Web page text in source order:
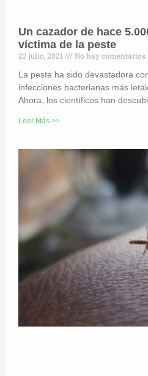
Un cazador de hace
víctima de la peste
22 julio, 2021
No hay comentarios
La peste ha sido devastadora
infecciones bacterianas más
Ahora, los científicos han
Leer Más >>